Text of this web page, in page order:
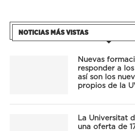
NOTICIAS MÁS VISTAS
Nuevas
responder a
así son los
propios de la
La Universitat
una oferta de